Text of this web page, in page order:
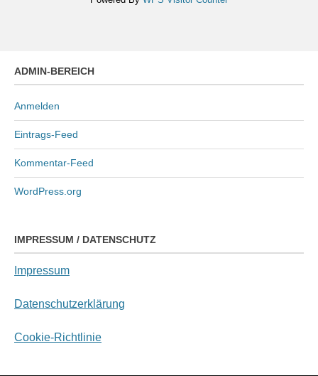
ADMIN-BEREICH
Anmelden
Eintrags-Feed
Kommentar-Feed
WordPress.org
IMPRESSUM / DATENSCHUTZ
Impressum
Datenschutzerklärung
Cookie-Richtlinie